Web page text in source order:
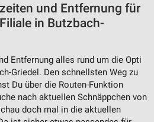
und Entfernung für
in Butzbach-
Entfernung alles rund um die Opti
Griedel. Den schnellsten Weg zu
Du über die Routen-Funktion
nach aktuellen Schnäppchen von
doch mal in die aktuellen